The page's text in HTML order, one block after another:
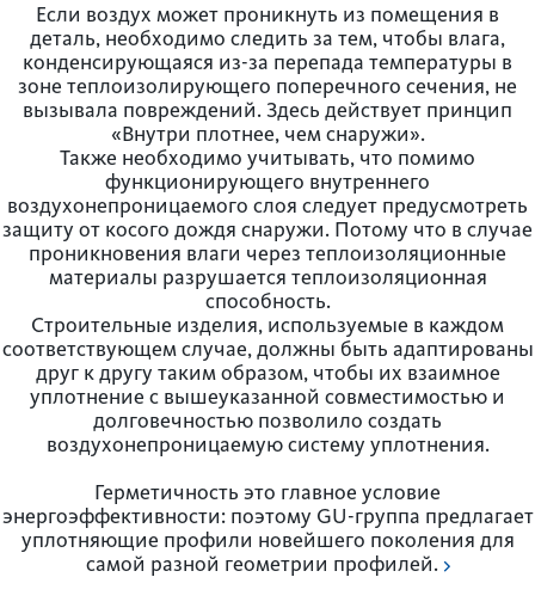
Если воздух может проникнуть из помещения в
деталь, необходимо следить за тем, чтобы влага,
конденсирующаяся из-за перепада температуры в
зоне теплоизолирующего поперечного сечения, не
вызывала повреждений. Здесь действует принцип
«Внутри плотнее, чем снаружи».
Также необходимо учитывать, что помимо
функционирующего внутреннего
воздухонепроницаемого слоя следует предусмотреть
защиту от косого дождя снаружи. Потому что в случае
проникновения влаги через теплоизоляционные
материалы разрушается теплоизоляционная
способность.
Строительные изделия, используемые в каждом
соответствующем случае, должны быть адаптированы
друг к другу таким образом, чтобы их взаимное
уплотнение с вышеуказанной совместимостью и
долговечностью позволило создать
воздухонепроницаемую систему уплотнения.
Гермет­ичность это главное условие
энергоэффективности: поэтому GU-группа предлагает
уплотняющие профили новейшего пок­о­л­ения для
самой разной геометрии профилей.